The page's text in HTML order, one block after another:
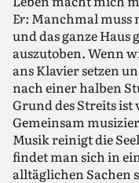
Er: Manchmal muss
und das ganze
auszutoben. Wenn
ans Klavier setzen
nach einer halben
Grund des Streits
Gemeinsam
Musik reinigt die
findet man sich in
alltäglichen Sachen